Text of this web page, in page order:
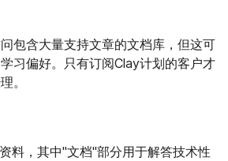
包含大量支持文章的文档库，但这可
习偏好。只有订阅Clay计划的客户才
。
料，其中"文档"部分用于解答技术性